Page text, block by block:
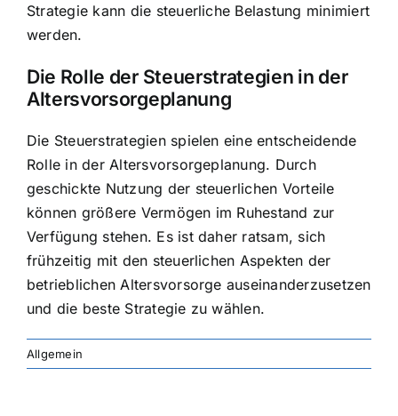
Strategie kann die steuerliche Belastung minimiert
werden.
Die Rolle der Steuerstrategien in der
Altersvorsorgeplanung
Die Steuerstrategien spielen eine entscheidende
Rolle in der Altersvorsorgeplanung. Durch
geschickte Nutzung der steuerlichen Vorteile
können größere Vermögen im Ruhestand zur
Verfügung stehen. Es ist daher ratsam, sich
frühzeitig mit den steuerlichen Aspekten der
betrieblichen Altersvorsorge auseinanderzusetzen
und die beste Strategie zu wählen.
Allgemein